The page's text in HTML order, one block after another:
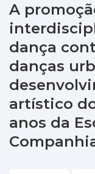
Statistics
A
dança
danças
artístico
anos da